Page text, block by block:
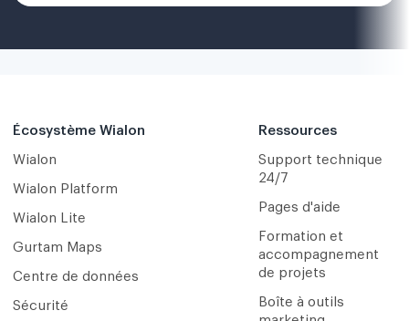
Écosystème Wialon
Wialon
Wialon Platform
Wialon Lite
Gurtam Maps
Centre de données
Sécurité
Ressources
Support technique
24/7
Pages d'aide
Formation et
accompagnement
de projets
Boîte à outils